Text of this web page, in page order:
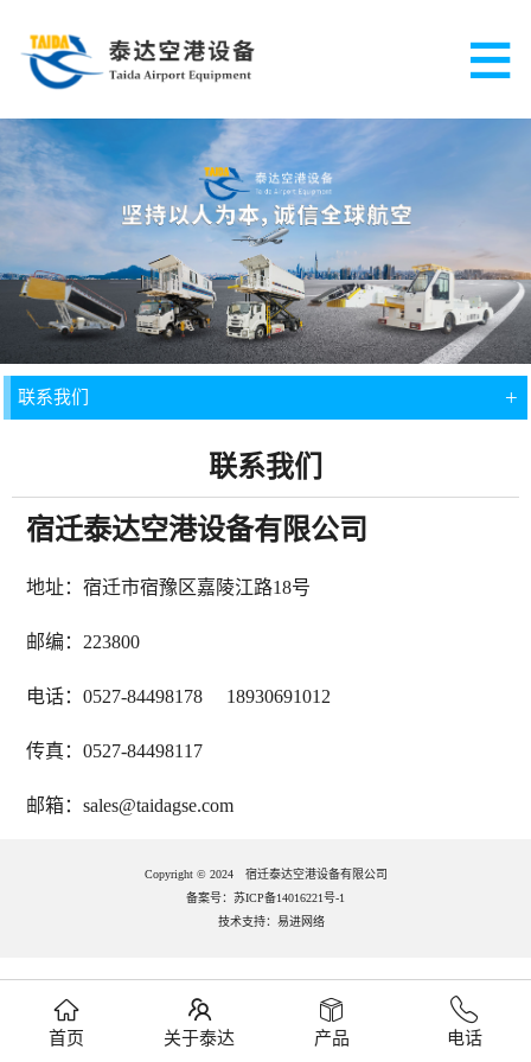
联系我们 +
联系我们
宿迁泰达空港设备有限公司
地址：宿迁市宿豫区嘉陵江路18号
邮编：223800
电话：0527-84498178 18930691012
传真：0527-84498117
邮箱：sales@taidagse.com
Copyright © 2024 宿迁泰达空港设备有限公司
备案号：苏ICP备14016221号-1
技术支持： 易进网络
首页 关于泰达 产品 电话